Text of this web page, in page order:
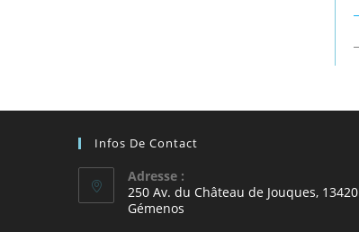
Infos De Contact
Adresse :
250 Av. du Château de Jouques, 13420
Gémenos